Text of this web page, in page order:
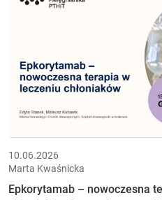
10.06.2026
Marta Kwaśnicka
Epkorytamab – nowoczesna